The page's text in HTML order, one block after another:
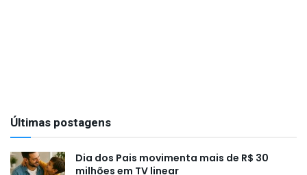
Últimas postagens
Dia dos Pais movimenta mais de R$ 30
milhões em TV linear